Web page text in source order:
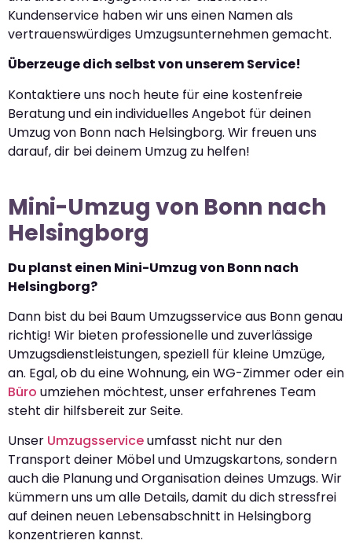
Kundenservice haben wir uns einen Namen als
vertrauenswürdiges Umzugsunternehmen gemacht.
Überzeuge dich selbst von unserem Service!
Kontaktiere uns noch heute für eine kostenfreie
Beratung und ein individuelles Angebot für deinen
Umzug von Bonn nach Helsingborg. Wir freuen uns
darauf, dir bei deinem Umzug zu helfen!
Mini-Umzug von Bonn nach
Helsingborg
Du planst einen Mini-Umzug von Bonn nach
Helsingborg?
Dann bist du bei Baum Umzugsservice aus Bonn genau
richtig! Wir bieten professionelle und zuverlässige
Umzugsdienstleistungen, speziell für kleine Umzüge,
an. Egal, ob du eine Wohnung, ein WG-Zimmer oder ein
Büro umziehen möchtest, unser erfahrenes Team
steht dir hilfsbereit zur Seite.
Unser Umzugsserviceumfasst nicht nur den
Transport deiner Möbel und Umzugskartons, sondern
auch die Planung und Organisation deines Umzugs. Wir
kümmern uns um alle Details, damit du dich stressfrei
auf deinen neuen Lebensabschnitt in Helsingborg
konzentrieren kannst.